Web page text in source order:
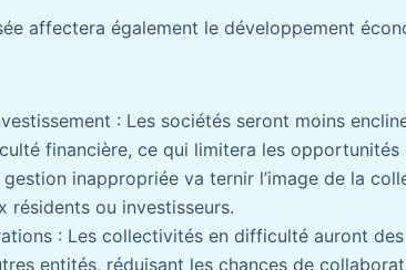
affectera également le développement
: Les sociétés seront moins
financière, ce qui limitera les opportunités
gestion inappropriée va ternir l’image de la
résidents ou investisseurs.
: Les collectivités en difficulté auront
entités, réduisant les chances de